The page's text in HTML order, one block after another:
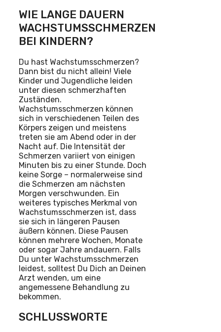
WIE LANGE DAUERN
WACHSTUMSSCHMERZEN
BEI KINDERN?
Du hast Wachstumsschmerzen?
Dann bist du nicht allein! Viele
Kinder und Jugendliche leiden
unter diesen schmerzhaften
Zuständen.
Wachstumsschmerzen können
sich in verschiedenen Teilen des
Körpers zeigen und meistens
treten sie am Abend oder in der
Nacht auf. Die Intensität der
Schmerzen variiert von einigen
Minuten bis zu einer Stunde. Doch
keine Sorge – normalerweise sind
die Schmerzen am nächsten
Morgen verschwunden. Ein
weiteres typisches Merkmal von
Wachstumsschmerzen ist, dass
sie sich in längeren Pausen
äußern können. Diese Pausen
können mehrere Wochen, Monate
oder sogar Jahre andauern. Falls
Du unter Wachstumsschmerzen
leidest, solltest Du Dich an Deinen
Arzt wenden, um eine
angemessene Behandlung zu
bekommen.
SCHLUSSWORTE